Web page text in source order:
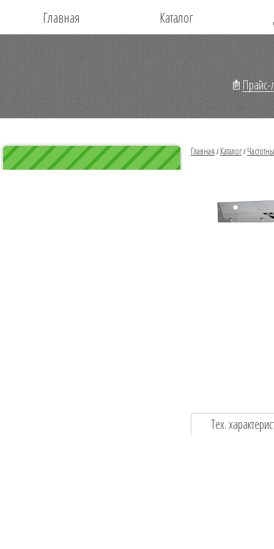
Главная Каталог
Прайс-
Главная / Каталог/
Тех.